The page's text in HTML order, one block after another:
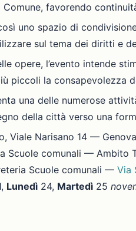
favorendo
uno spazio di
sul tema dei diritti e
opere, l’evento intende
piccoli la consapevolezza
una delle numerose
della città verso una
Viale Narisano 14 —
Scuole comunali — Ambito
Scuole comunali — Via
Lunedì 24, Martedì 25